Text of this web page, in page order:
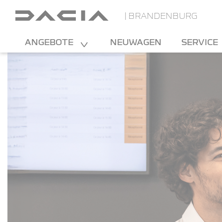
| BRANDENBURG
ANGEBOTE NEUWAGEN SERVICE